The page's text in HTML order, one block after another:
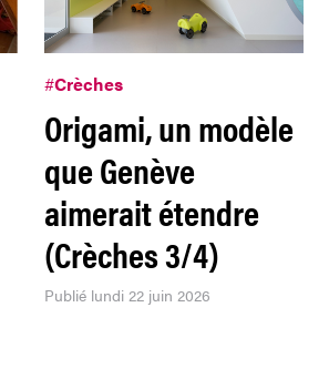
#Crèches
Origami, un modèle
que Genève
aimerait étendre
(Crèches 3/4)
Publié lundi 22 juin 2026